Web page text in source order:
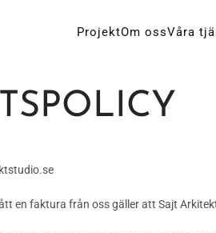
ProjektOm ossVåra
en faktura från oss gäller att Sajt